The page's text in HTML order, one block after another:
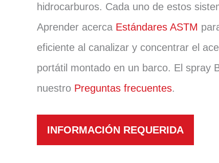
hidrocarburos. Cada uno de estos
Aprender acerca Estándares ASTM
eficiente al canalizar y concentrar el
portátil montado en un barco. El spray
nuestro Preguntas frecuentes.
INFORMACIÓN REQUERIDA